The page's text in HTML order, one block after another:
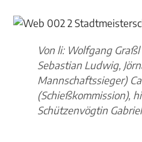
Von li: Wolfgang
Sebastian Ludwig,
Mannschaftssieger)
(Schießkommission),
Schützenvögtin